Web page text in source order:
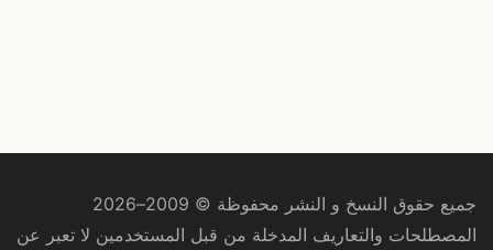
جميع حقوق النسخ و النشر محفوظة © 2009–2026
المصطلحات والتعاريف المدخلة من قبل المستخدمين لا تعبر عن